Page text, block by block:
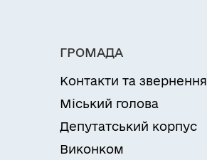
ГРОМАДА
Контакти та звернення
Міський голова
Депутатський корпус
Виконком